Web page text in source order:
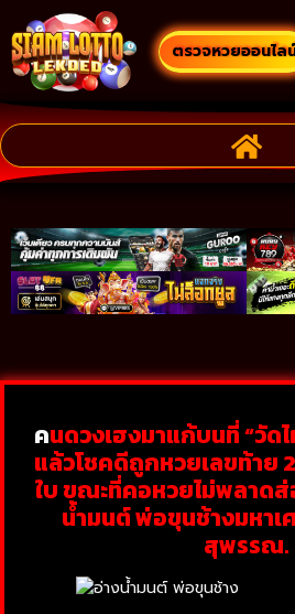
ตรวจหวยออนไล
คนดวงเฮงมาแก้บนที่ “วัด
แล้วโชคดีถูกหวยเลขท้าย
ใบ ขณะที่คอหวยไม่พลาดส่
น้ำมนต์ พ่อขุนช้างมหาเ
สุพรรณ.